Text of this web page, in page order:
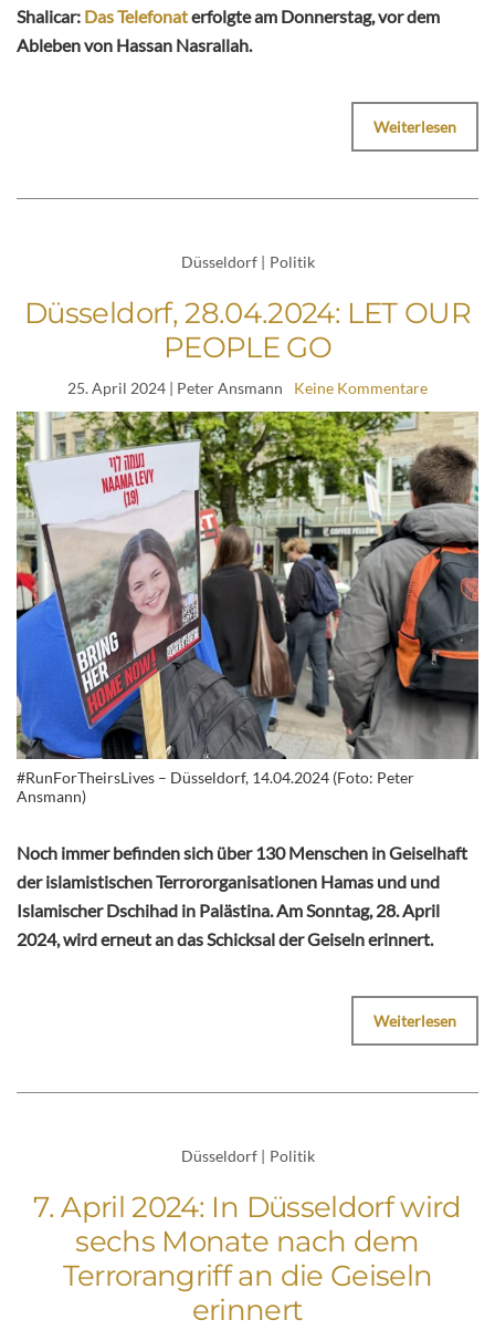
Shalicar: Das Telefonaterfolgte am Donnerstag, vor dem
Ableben von Hassan Nasrallah.
Weiterlesen
Düsseldorf | Politik
Düsseldorf, 28.04.2024: LET OUR
PEOPLE GO
25. April 2024 | Peter Ansmann Keine Kommentare
#RunForTheirsLives – Düsseldorf, 14.04.2024 (Foto: Peter
Ansmann)
Noch immer befinden sich über 130 Menschen in Geiselhaft
der islamistischen Terrororganisationen Hamas und und
Islamischer Dschihad in Palästina. Am Sonntag, 28. April
2024, wird erneut an das Schicksal der Geiseln erinnert.
Weiterlesen
Düsseldorf | Politik
7. April 2024: In Düsseldorf wird
sechs Monate nach dem
Terrorangriff an die Geiseln
erinnert